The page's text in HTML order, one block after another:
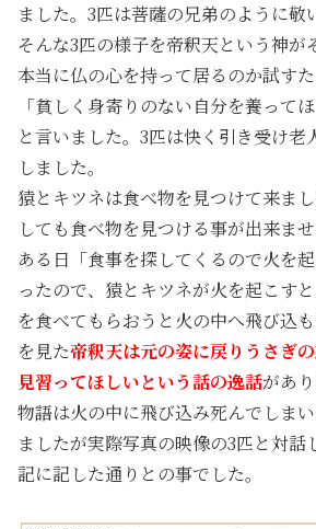
ました。3匹は菩薩の兄弟のように敬
そんな3匹の様子を帝釈天という神が
本当に仏の心を持って居るのか試すた
「貧しく身寄りのない自分を養ってほ
と言いました。3匹は快く引き受け老
しました。
猿とキツネは食べ物を見つけて来ま
しても食べ物を見つける事が出来ませ
ある日「食事を探してくるので火を
ったので、猿とキツネが火を起こす
を食べてもらおうと火の中へ飛び込
を見た帝釈天は元の姿に戻りうさぎ
見習ってほしいという話の逸話があり
物語は火の中に飛び込み死んでしま
ましたが実際写真の映像の3匹と対話
記に記した通りとの事でした。